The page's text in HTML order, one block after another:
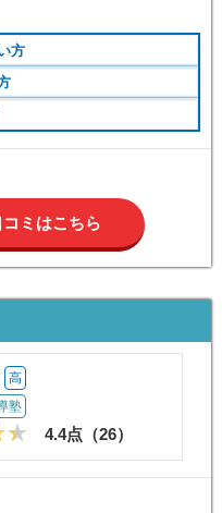
方
ミはこちら
高
塾
4.4点（26）